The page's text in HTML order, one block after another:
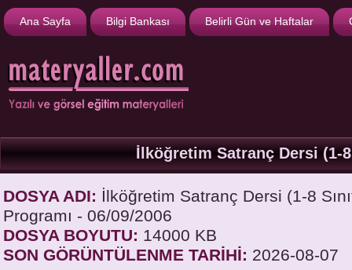
Ana Sayfa Bilgi Bankası Belirli Gün ve Haftalar
İlköğretim Satranç Dersi (1-8
DOSYA ADI: İlköğretim Satranç Dersi (1-8
Programı - 06/09/2006
DOSYA BOYUTU: 14000 KB
SON GÖRÜNTÜLENME TARİHİ: 2026-08-07